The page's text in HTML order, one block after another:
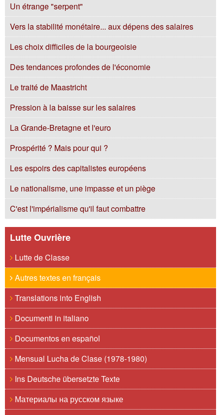
Un étrange "serpent"
Vers la stabilité monétaire... aux dépens des salaires
Les choix difficiles de la bourgeoisie
Des tendances profondes de l'économie
Le traité de Maastricht
Pression à la baisse sur les salaires
La Grande-Bretagne et l'euro
Prospérité ? Mais pour qui ?
Les espoirs des capitalistes européens
Le nationalisme, une impasse et un piège
C'est l'impérialisme qu'il faut combattre
Lutte Ouvrière
Lutte de Classe
Autres textes en français
Translations into English
Documenti in italiano
Documentos en español
Mensual Lucha de Clase (1978-1980)
Ins Deutsche übersetzte Texte
Материалы на русском языке